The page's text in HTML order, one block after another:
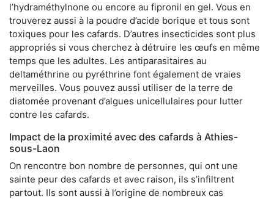
l’hydraméthylnone ou encore au fipronil en gel. Vous en
trouverez aussi à la poudre d’acide borique et tous sont
toxiques pour les cafards. D’autres insecticides sont plus
appropriés si vous cherchez à détruire les œufs en même
temps que les adultes. Les antiparasitaires au
deltaméthrine ou pyréthrine font également de vraies
merveilles. Vous pouvez aussi utiliser de la terre de
diatomée provenant d’algues unicellulaires pour lutter
contre les cafards.
Impact de la proximité avec des cafards à Athies-
sous-Laon
On rencontre bon nombre de personnes, qui ont une
sainte peur des cafards et avec raison, ils s’infiltrent
partout. Ils sont aussi à l’origine de nombreux cas